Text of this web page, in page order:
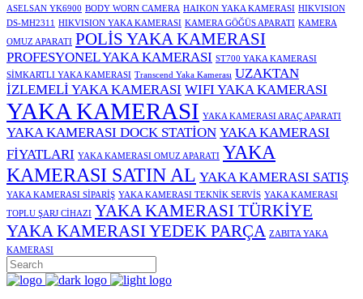
ASELSAN YK6900 BODY WORN CAMERA HAIKON YAKA KAMERASI HIKVISION
DS-MH2311
HIKVISION YAKA KAMERASI KAMERA GÖĞÜS APARATI KAMERA
OMUZ APARATI POLİS YAKA KAMERASI
PROFESYONEL YAKA KAMERASI ST700 YAKA KAMERASI
SİMKARTLI YAKA KAMERASI Transcend Yaka Kamerası UZAKTAN
İZLEMELİ YAKA KAMERASI WIFI YAKA KAMERASI
YAKA KAMERASI YAKA KAMERASI ARAÇ APARATI
YAKA KAMERASI DOCK STATİON YAKA KAMERASI
FİYATLARI YAKA KAMERASI OMUZ APARATI YAKA
KAMERASI SATIN AL YAKA KAMERASI SATIŞ
YAKA KAMERASI SİPARİŞ YAKA KAMERASI TEKNİK SERVİS YAKA KAMERASI
TOPLU ŞARJ CİHAZI YAKA KAMERASI TÜRKİYE
YAKA KAMERASI YEDEK PARÇA ZABITA YAKA
KAMERASI